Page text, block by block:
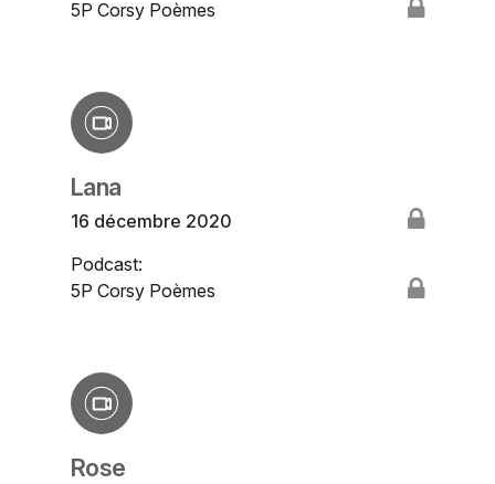
5P Corsy Poèmes
Lana
16 décembre 2020
Podcast:
5P Corsy Poèmes
Rose